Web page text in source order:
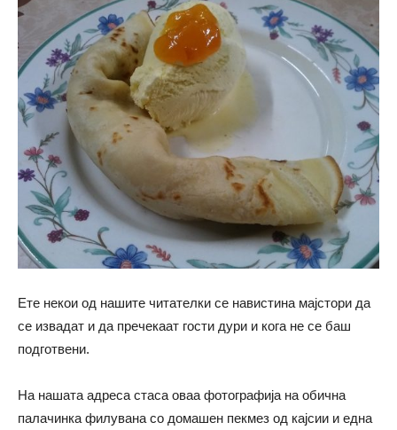
Ете некои од нашите читателки се навистина мајстори да
се извадат и да пречекаат гости дури и кога не се баш
подготвени.
На нашата адреса стаса оваа фотографија на обична
палачинка филувана со домашен пекмез од кајсии и една